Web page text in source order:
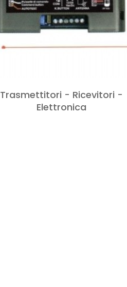
Trasmettitori - Ricevitori -
Elettronica